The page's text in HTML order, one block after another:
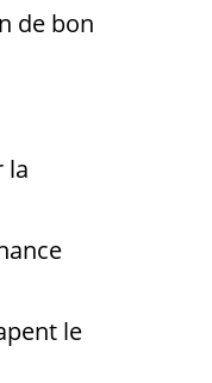
de bon
la
le